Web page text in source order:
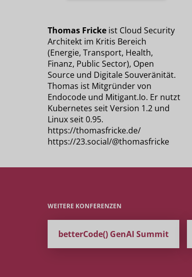
Thomas Frickeist Cloud Security
Architekt im Kritis Bereich
(Energie, Transport, Health,
Finanz, Public Sector), Open
Source und Digitale Souveränität.
Thomas ist Mitgründer von
Endocode und Mitigant.Io. Er nutzt
Kubernetes seit Version 1.2 und
Linux seit 0.95.
https://thomasfricke.de/
https://23.social/@thomasfricke
WEITERE KONFERENZEN
betterCode() GenAI Summit